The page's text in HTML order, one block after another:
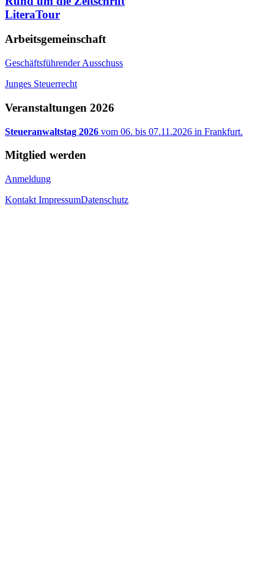
LiteraTour
Arbeitsgemeinschaft
Geschäftsführender Ausschuss
Junges Steuerrecht
Veranstaltungen 2026
Steueranwaltstag 2026 vom 06. bis 07.11.2026 in Frankfurt.
Mitglied werden
Anmeldung
Kontakt ImpressumDatenschutz